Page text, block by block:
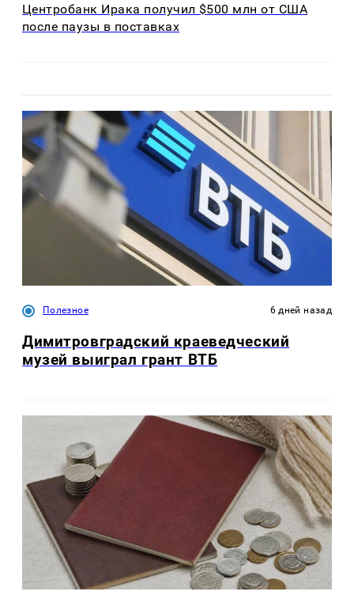
Центробанк Ирака получил $500 млн от США
после паузы в поставках
Полезное 6 дней назад
Димитровградский краеведческий
музей выиграл грант ВТБ